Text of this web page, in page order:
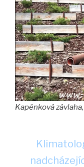
Kapénková